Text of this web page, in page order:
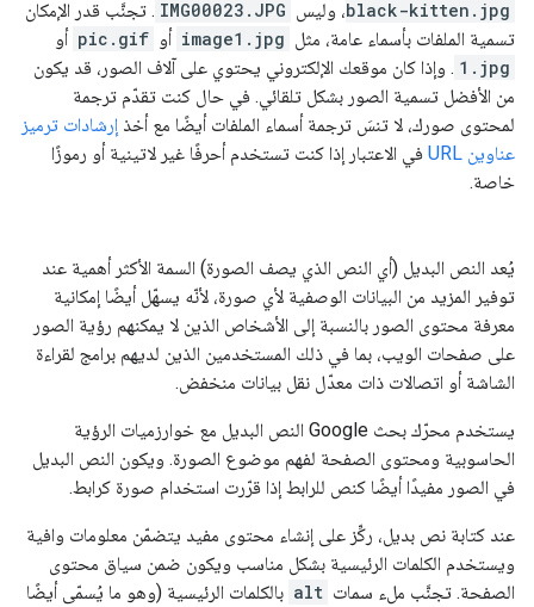
black-kitten.jpg، وليس IMG00023.JPG . تجنَّب قدر الإمكان
تسمية الملفات بأسماء عامة، مثل
image1.jpg أو pic.gif أو
1.jpg . وإذا كان موقعك الإلكتروني يحتوي على آلاف الصور، قد يكون
من الأفضل تسمية الصور بشكل تلقائي. في حال كنت تقدّم ترجمة
لمحتوى صورك، لا تنسَ ترجمة أسماء الملفات أيضًا مع أخذ إرشادات ترميز
عناوين URL
في الاعتبار إذا كنت تستخدم أحرفًا غير لاتينية أو رموزًا
خاصة.
يُعد النص البديل (أي النص الذي يصف الصورة) السمة الأكثر أهمية عند
توفير المزيد من البيانات الوصفية لأي صورة، لأنّه يسهّل أيضًا إمكانية
معرفة محتوى الصور بالنسبة إلى الأشخاص الذين لا يمكنهم رؤية الصور
على صفحات الويب، بما في ذلك المستخدمين الذين لديهم برامج لقراءة
الشاشة أو اتصالات ذات معدّل نقل بيانات منخفض.
يستخدم محرّك بحث Google النص البديل مع خوارزميات الرؤية
الحاسوبية ومحتوى الصفحة لفهم موضوع الصورة. ويكون النص البديل
في الصور مفيدًا أيضًا كنص للرابط إذا قرّرت استخدام صورة كرابط.
عند كتابة نص بديل، ركِّز على إنشاء محتوى مفيد يتضمّن معلومات وافية
ويستخدم الكلمات الرئيسية بشكل مناسب ويكون ضمن سياق محتوى
الصفحة. تجنَّب ملء سمات alt بالكلمات الرئيسية (وهو ما يُسمّى أيضًا